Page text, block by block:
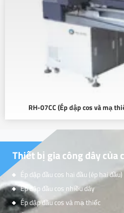
RH-07CC (Ép dập cos và mạ
Thiết bị gia công dây của
Ép dập đầu cos hai đầu (ép hai đầu)
Ép dập đầu cos nhiều dây
Ép dập đầu cos và mạ thiếc